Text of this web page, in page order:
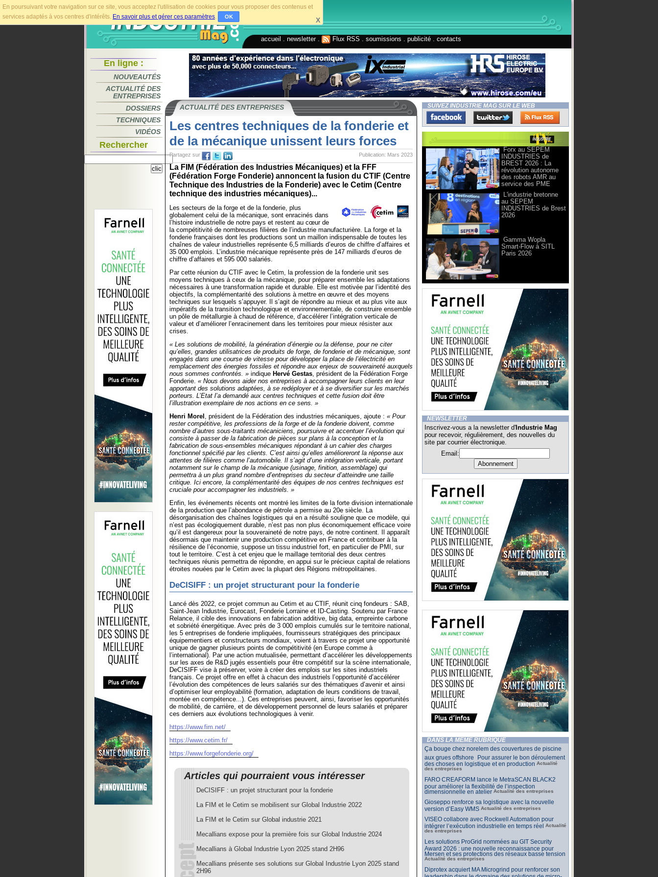
En poursuivant votre navigation sur ce site, vous acceptez l'utilisation de cookies pour vous proposer des contenus et
services adaptés à vos centres d'intérêts. En savoir plus et gérer ces paramètres. OK X
accueil newsletter. Flux RSS soumissions publicité contacts
En ligne :
NOUVEAUTÉS
ACTUALITÉ DES
ENTREPRISES
DOSSIERS
TECHNIQUES
VIDÉOS
Rechercher
ACTUALITÉ DES ENTREPRISES
Les centres techniques de la fonderie et
de la mécanique unissent leurs forces
Publication: Mars 2023
Partagez sur
La FIM (Fédération des Industries Mécaniques) et la FFF
(Fédération Forge Fonderie) annoncent la fusion du CTIF (Centre
Technique des Industries de la Fonderie) avec le Cetim (Centre
technique des industries mécaniques)...
Les secteurs de la forge et de la fonderie, plus
globalement celui de la mécanique, sont enracinés dans
l’histoire industrielle de notre pays et restent au cœur de
la compétitivité de nombreuses filières de l’industrie manufacturière. La forge et la
fonderie françaises dont les productions sont un maillon indispensable de toutes les
chaînes de valeur industrielles représente 6,5 milliards d’euros de chiffre d’affaires et
35 000 emplois. L’industrie mécanique représente près de 147 milliards d’euros de
chiffre d’affaires et 595 000 salariés.
Par cette réunion du CTIF avec le Cetim, la profession de la fonderie unit ses
moyens techniques à ceux de la mécanique, pour préparer ensemble les adaptations
nécessaires à une transformation rapide et durable. Elle est motivée par l’identité des
objectifs, la complémentarité des solutions à mettre en œuvre et des moyens
techniques sur lesquels s’appuyer. Il s’agit de répondre au mieux et au plus vite aux
impératifs de la transition technologique et environnementale, de construire ensemble
un pôle de métallurgie à chaud de référence, d’accélérer l’intégration verticale de
valeur et d’améliorer l’enracinement dans les territoires pour mieux résister aux
crises.
« Les solutions de mobilité, la génération d’énergie ou la défense, pour ne citer
qu’elles, grandes utilisatrices de produits de forge, de fonderie et de mécanique, sont
engagés dans une course de vitesse pour développer la place de l’électricité en
remplacement des énergies fossiles et répondre aux enjeux de souveraineté auxquels
nous sommes confrontés. » indique Hervé Gestas, président de la Fédération Forge
Fonderie. « Nous devons aider nos entreprises à accompagner leurs clients en leur
apportant des solutions adaptées, à se redéployer et à se diversifier sur les marchés
porteurs. L’Etat l’a demandé aux centres techniques et cette fusion doit être
l’illustration exemplaire de nos actions en ce sens. »
Henri Morel , président de la Fédération des industries mécaniques, ajoute : « Pour
rester compétitive, les professions de la forge et de la fonderie doivent, comme
nombre d’autres sous-traitants mécaniciens, poursuivre et accentuer l’évolution qui
consiste à passer de la fabrication de pièces sur plans à la conception et la
fabrication de sous-ensembles mécaniques répondant à un cahier des charges
fonctionnel spécifié par les clients. C’est ainsi qu’elles amélioreront la réponse aux
attentes de filières comme l’automobile. Il s’agit d’une intégration verticale, portant
notamment sur le champ de la mécanique (usinage, finition, assemblage) qui
permettra à un plus grand nombre d’entreprises du secteur d’atteindre une taille
critique. Ici encore, la complémentarité des équipes de nos centres techniques est
cruciale pour accompagner les industriels. »
Enfin, les événements récents ont montré les limites de la forte division internationale
de la production que l’abondance de pétrole a permise au 20e siècle. La
désorganisation des chaînes logistiques qui en a résulté souligne que ce modèle, qui
n’est pas écologiquement durable, n’est pas non plus économiquement efficace voire
qu’il est dangereux pour la souveraineté de notre pays, de notre continent. Il apparaît
désormais que maintenir une production compétitive en France et contribuer à la
résilience de l’économie, suppose un tissu industriel fort, en particulier de PMI, sur
tout le territoire. C’est à cet enjeu que le maillage territorial des deux centres
techniques réunis permettra de répondre, en appui sur le précieux capital de relations
étroites nouées par le Cetim avec la plupart des Régions métropolitaines.
DeCISIFF : un projet structurant pour la fonderie
Lancé dès 2022, ce projet commun au Cetim et au CTIF, réunit cinq fondeurs : SAB,
Saint-Jean Industrie, Eurocast, Fonderie Lorraine et ID-Casting. Soutenu par France
Relance, il cible des innovations en fabrication additive, big data, empreinte carbone
et sobriété énergétique. Avec près de 3 000 emplois cumulés sur le territoire national,
les 5 entreprises de fonderie impliquées, fournisseurs stratégiques des principaux
équipementiers et constructeurs mondiaux, voient à travers ce projet une opportunité
unique de gagner plusieurs points de compétitivité (en Europe comme à
l’international). Par une action mutualisée, permettant d’accélérer les développements
sur les axes de R&D jugés essentiels pour être compétitif sur la scène internationale,
DeCISIFF vise à préserver, voire à créer des emplois sur les sites industriels
français. Ce projet offre en effet à chacun des industriels l’opportunité d’accélérer
l’évolution des compétences de leurs salariés sur des thématiques d’avenir et ainsi
d’optimiser leur employabilité (formation, adaptation de leurs conditions de travail,
montée en compétence...). Ces entreprises peuvent, ainsi, favoriser les opportunités
de mobilité, de carrière, et de développement personnel de leurs salariés et préparer
ces derniers aux évolutions technologiques à venir.
https://www.fim.net/
https://www.cetim.fr/
https://www.forgefonderie.org/
Articles qui pourraient vous intéresser
DeCISIFF : un projet structurant pour la fonderie
La FIM et le Cetim se mobilisent sur Global Industrie 2022
La FIM et le Cetim sur Global industrie 2021
Mecallians expose pour la première fois sur Global Industrie 2024
Mecallians à Global Industrie Lyon 2025 stand 2H96
Mecallians présente ses solutions sur Global Industrie Lyon 2025 stand
2H96
SUIVEZ INDUSTRIE MAG SUR LE WEB
Forx au SEPEM
INDUSTRIES de
BREST 2026 : La
révolution autonome
des robots AMR au
service des PME
L'industrie bretonne
au SEPEM
INDUSTRIES de Brest
2026
Gamma Wopla
Smart-Flow à SITL
Paris 2026
NEWSLETTER
Inscrivez-vous a la newsletter d' Industrie Mag
pour recevoir, régulièrement, des nouvelles du
site par courrier électronique.
Email:
DANS LA MÊME RUBRIQUE
Ça bouge chez norelem des couvertures de piscine
aux grues offshore Pour assurer le bon déroulement
des choses en logistique et en production Actualité
des entreprises
FARO CREAFORM lance le MetraSCAN BLACK2
pour améliorer la flexibilité de l’inspection
dimensionnelle en atelier Actualité des entreprises
Gioseppo renforce sa logistique avec la nouvelle
version d’Easy WMS Actualité des entreprises
VISEO collabore avec Rockwell Automation pour
intégrer l’exécution industrielle en temps réel Actualité
des entreprises
Les solutions ProGrid nommées au GIT Security
Award 2026 : une nouvelle reconnaissance pour
Mersen et ses protections des réseaux basse tension
Actualité des entreprises
Diprotex acquiert MA Microgrind pour renforcer son
leadership dans le domaine des solutions de micro-